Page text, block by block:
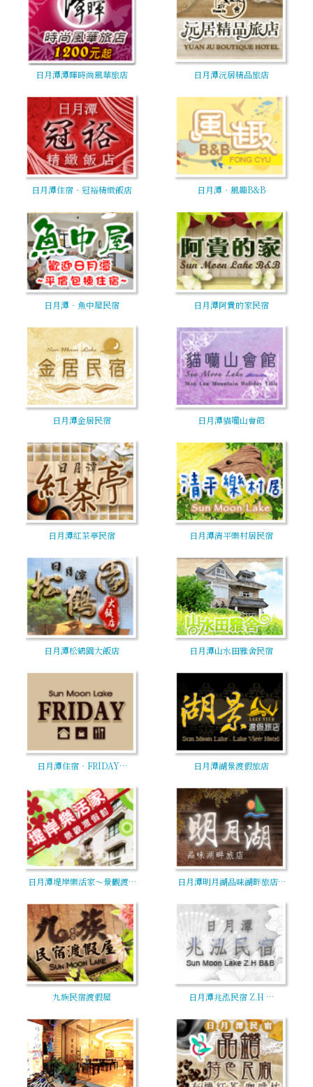
日月潭潭暉時尚風華旅店 日月潭沅居精品旅店
日月潭住宿‧冠裕精緻飯店 日月潭‧風趣B&B
日月潭‧魚中屋民宿 日月潭阿貴的家民宿
日月潭金居民宿 日月潭貓囒山會館
日月潭紅茶亭民宿 日月潭清平樂村居民宿
日月潭松鶴園大飯店 日月潭山水田雅舍民宿
日月潭住宿‧FRIDAY… 日月潭湖景渡假旅店
日月潭堤岸樂活家～景觀渡… 日月潭明月湖品味湖畔旅店…
九族民宿渡假屋 日月潭兆泓民宿 Z.H …